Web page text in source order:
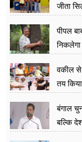
जीता
पीपल
निकलेगा
वकील से
तय
बंगाल
बल्कि